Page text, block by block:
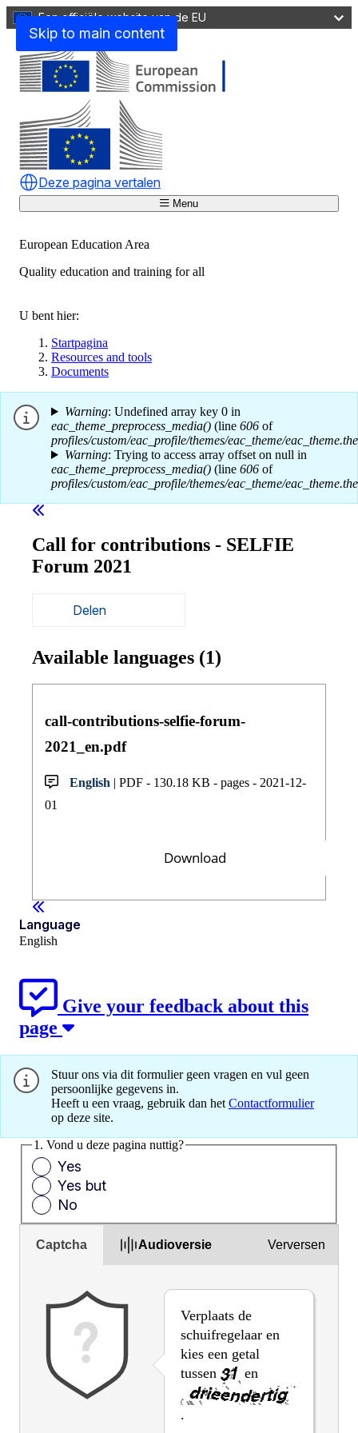
Skip to main content
Een officiële website van de EU
Deze pagina vertalen
Menu
European Education Area
Quality education and training for all
U bent hier:
Startpagina
Resources and tools
Documents
Warning: Undefined array key 0 in
eac_theme_preprocess_media() (line 606 of
profiles/custom/eac_profile/themes/eac_theme/
Warning: Trying to access array offset on null in
eac_theme_preprocess_media() (line 606 of
profiles/custom/eac_profile/themes/eac_theme/
Call for contributions - SELFIE
Forum 2021
Delen
Available languages (1)
English | PDF - 130.18 KB - pages - 2021-12-
01
call-contributions-selfie-forum-
2021_en.pdf
Download
Language
English
Give your feedback about this
page
Stuur ons via dit formulier geen vragen en vul geen
persoonlijke gegevens in.
Heeft u een vraag, gebruik dan het Contactformulier
op deze site.
1. Vond u deze pagina nuttig?
Yes
Yes but
No
Captcha Audioversie
Verplaats de
schuifregelaar en
kies een getal
tussen
en
.
Verversen